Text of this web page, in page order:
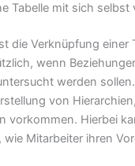
Tabelle mit sich selbst
die Verknüpfung einer
wenn
werden
von
vorkommen. Hierbei
Mitarbeiter ihren